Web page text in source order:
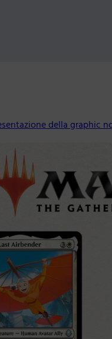
della graphic